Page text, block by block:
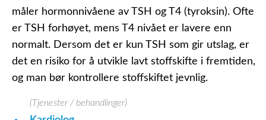
måler hormonnivåene av TSH og T4 (tyroksin). Ofte
er TSH forhøyet, mens T4 nivået er lavere enn
normalt. Dersom det er kun TSH som gir utslag, er
det en risiko for å utvikle lavt stoffskifte i fremtiden,
og man bør kontrollere stoffskiftet jevnlig.
(Tjenester / behandlinger)